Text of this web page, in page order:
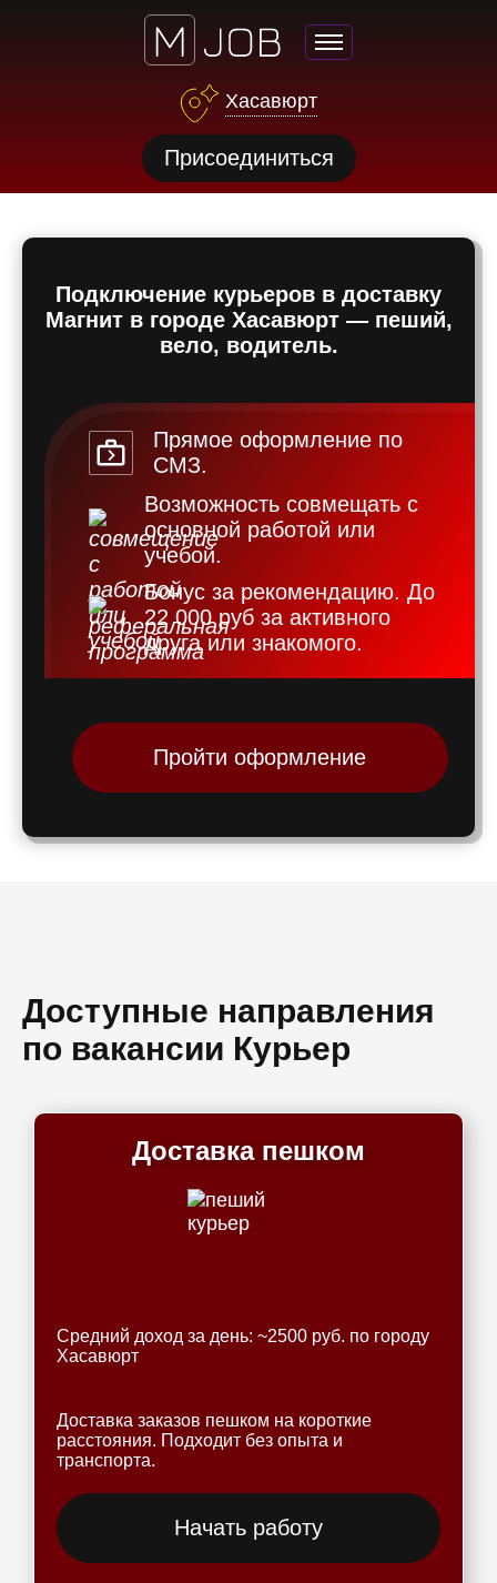
Хасавюрт
Присоединиться
Подключение курьеров в доставку
Магнит в городе Хасавюрт — пеший,
вело, водитель.
Прямое оформление по
СМЗ.
Возможность совмещать с
основной работой или
учебой.
Бонус за рекомендацию. До
22 000 руб за активного
друга или знакомого.
Пройти оформление
Доступные направления
по вакансии Курьер
Доставка пешком
Средний доход за день: ~2500 руб. по городу
Хасавюрт
Доставка заказов пешком на короткие
расстояния. Подходит без опыта и
транспорта.
Начать работу